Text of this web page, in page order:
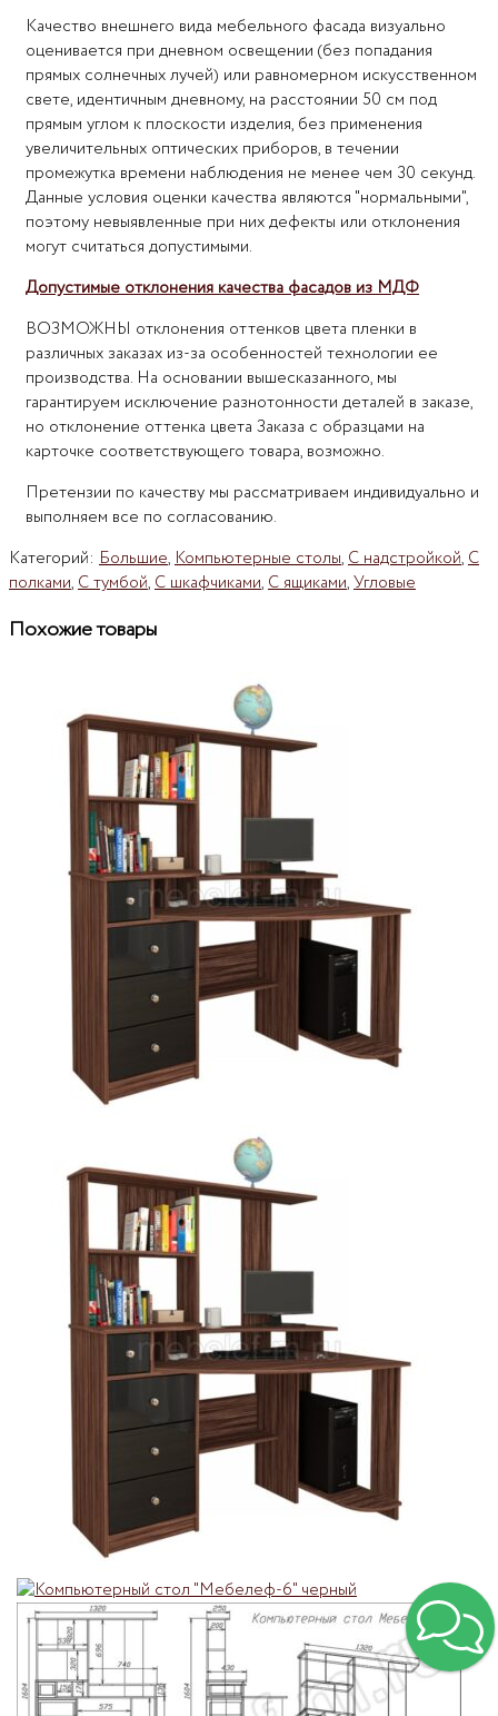
Качество внешнего вида мебельного фасада визуально
оценивается при дневном освещении (без попадания
прямых солнечных лучей) или равномерном искусственном
свете, идентичным дневному, на расстоянии 50 см под
прямым углом к плоскости изделия, без применения
увеличительных оптических приборов, в течении
промежутка времени наблюдения не менее чем 30 секунд.
Данные условия оценки качества являются "нормальными",
поэтому невыявленные при них дефекты или отклонения
могут считаться допустимыми.
Допустимые отклонения качества фасадов из МДФ
ВОЗМОЖНЫ отклонения оттенков цвета пленки в
различных заказах из-за особенностей технологии ее
производства. На основании вышесказанного, мы
гарантируем исключение разнотонности деталей в заказе,
но отклонение оттенка цвета Заказа с образцами на
карточке соответствующего товара, возможно.
Претензии по качеству мы рассматриваем индивидуально и
выполняем все по согласованию.
Категорий: Большие,Компьютерные столы,С надстройкой,С
полками,С тумбой,С шкафчиками,С ящиками,Угловые
Похожие товары